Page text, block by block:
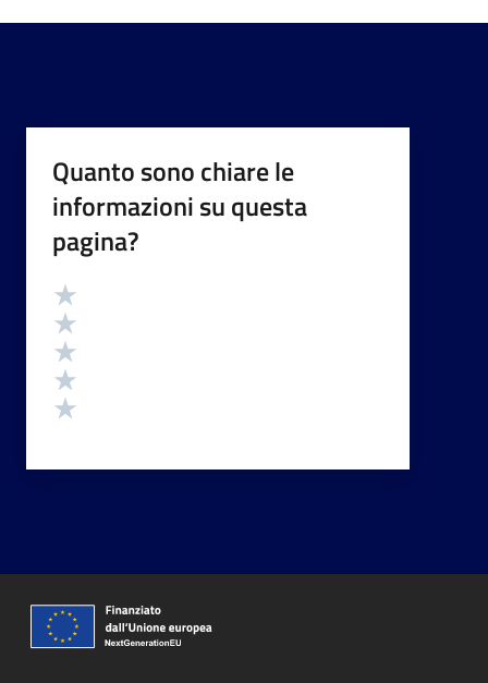
Quanto sono chiare le
informazioni su questa
pagina?
Valutazione